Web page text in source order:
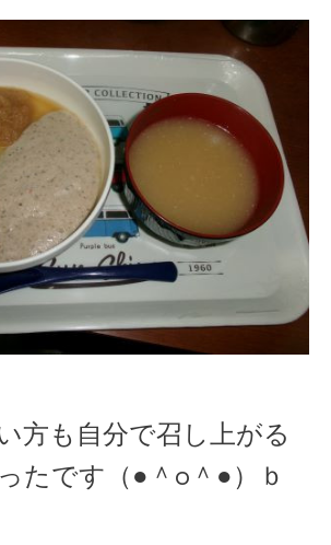
方も自分で召し上がる
たです（●＾o＾●）ｂ